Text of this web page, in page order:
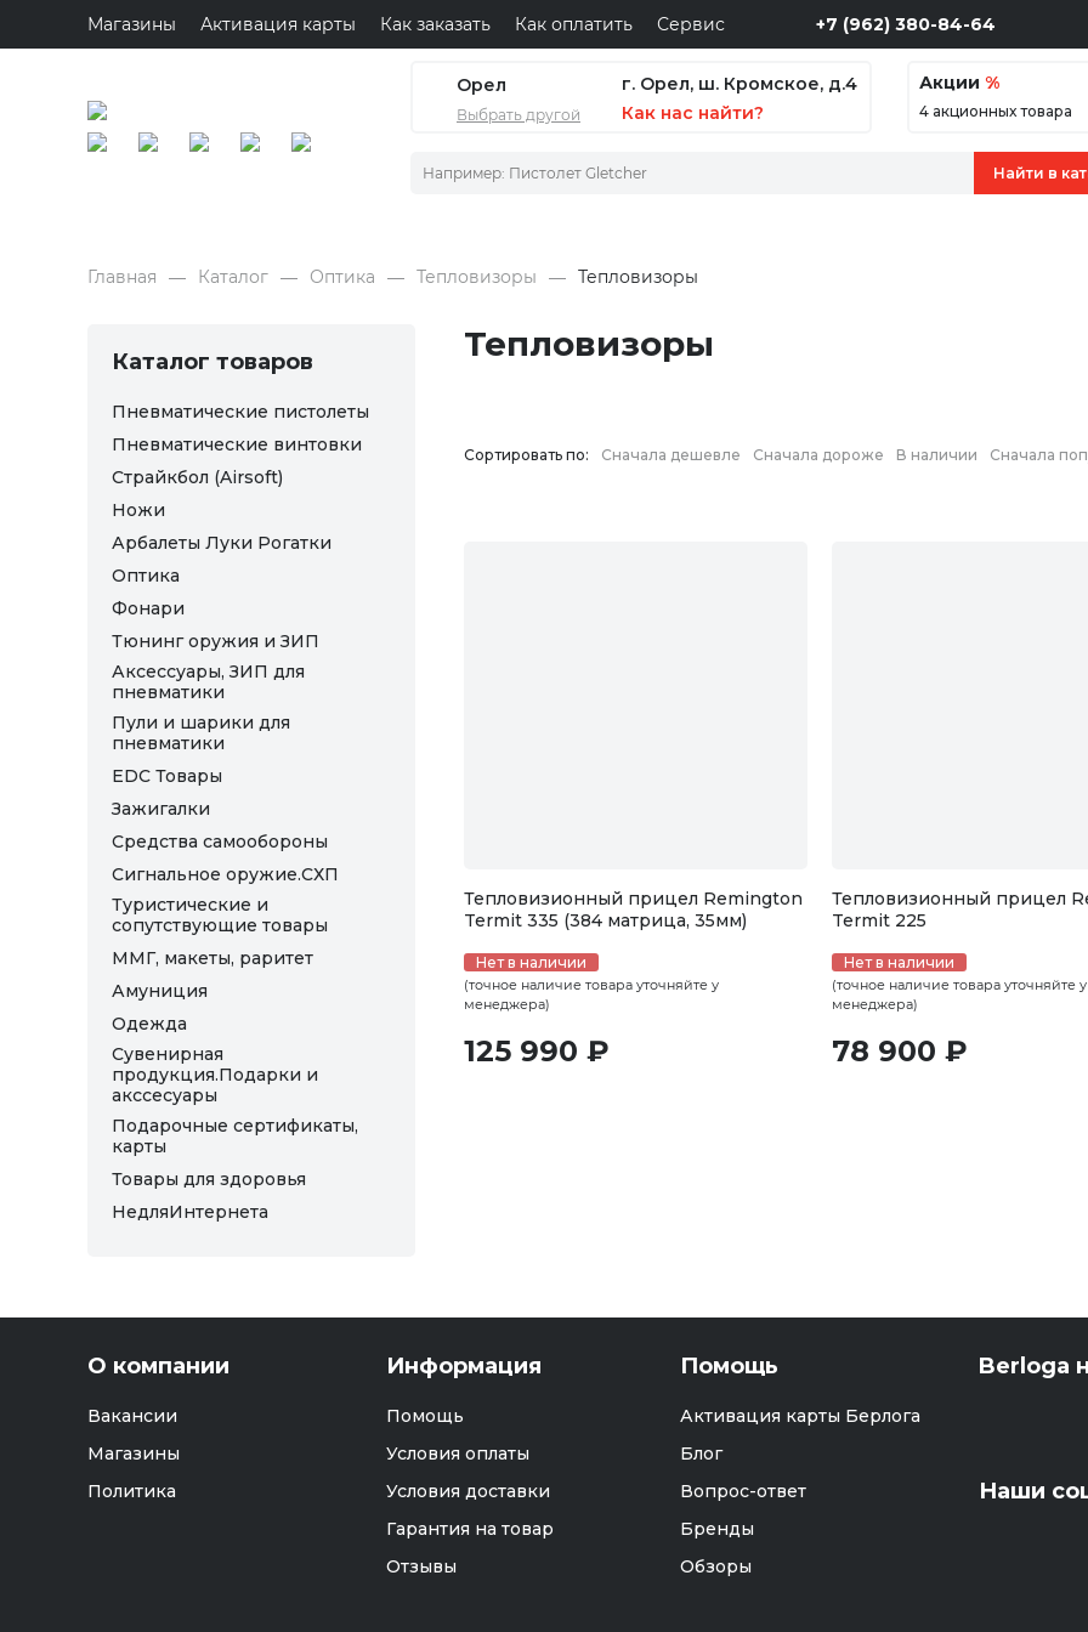
Магазины Активация карты Как заказать Как оплатить Сервис +7 (962) 380-84-64
Орел
Выбрать другой
г. Орел, ш. Кромское, д.4
Как нас найти?
Акции%
4 акционных товара
Главная Каталог Оптика Тепловизоры Тепловизоры
Каталог товаров
Пневматические пистолеты
Пневматические винтовки
Страйкбол (Airsoft)
Ножи
Арбалеты Луки Рогатки
Оптика
Фонари
Тюнинг оружия и ЗИП
Аксессуары, ЗИП для
пневматики
Пули и шарики для
пневматики
EDC Товары
Зажигалки
Средства самообороны
Сигнальное оружие.СХП
Туристические и
сопутствующие товары
ММГ, макеты, раритет
Амуниция
Одежда
Сувенирная
продукция.Подарки и
акссесуары
Подарочные сертификаты,
карты
Товары для здоровья
НедляИнтернета
Тепловизоры
Сортировать по: Сначала дешевле Сначала дороже В наличии Сначала
Тепловизионный прицел Remington
Termit 335 (384 матрица, 35мм)
Нет в наличии
(точное наличие товара уточняйте у
менеджера)
125 990 ₽
Тепловизионный прицел
Termit 225
Нет в наличии
(точное наличие товара уточняйте у
менеджера)
78 900 ₽
О компании
Вакансии
Магазины
Политика
Информация
Помощь
Условия оплаты
Условия доставки
Гарантия на товар
Отзывы
Помощь
Активация карты Берлога
Блог
Вопрос-ответ
Бренды
Обзоры
Berloga
Наши